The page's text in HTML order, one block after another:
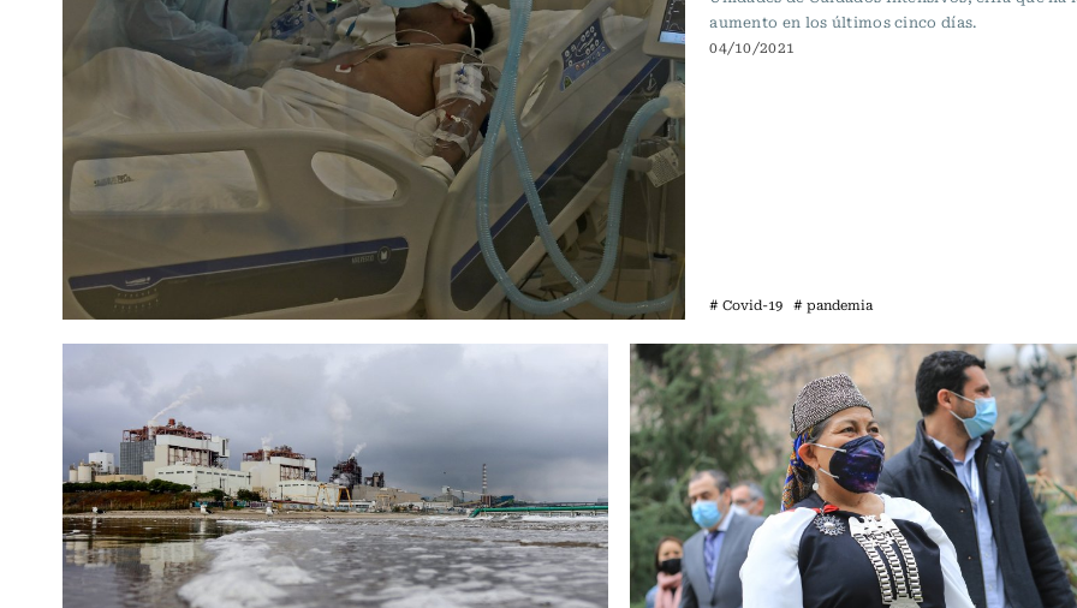
aumento en los últimos cinco días.
04/10/2021
# Covid-19 # pandemia